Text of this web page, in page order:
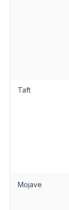
Taft
Mojave